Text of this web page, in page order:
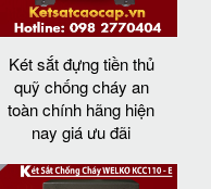
Két sắt đựng tiền thủ
quỹ chống cháy an
toàn chính hãng hiện
nay giá ưu đãi